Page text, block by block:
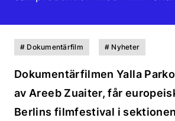
# Dokumentärfilm # Nyheter
DokumentärfilmenYalla
av Areeb Zuaiter, får
Berlins filmfestival i